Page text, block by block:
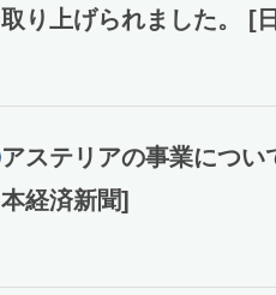
取り上げられました。 [
アステリアの事業につい
本経済新聞]